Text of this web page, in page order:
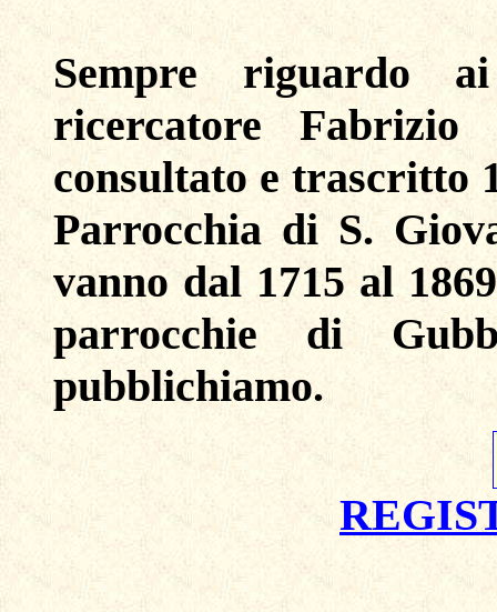
Sempre riguardo
ricercatore
consultato e trascritto
Parrocchia di S.
vanno dal 1715 al
parrocchie di
pubblichiamo.